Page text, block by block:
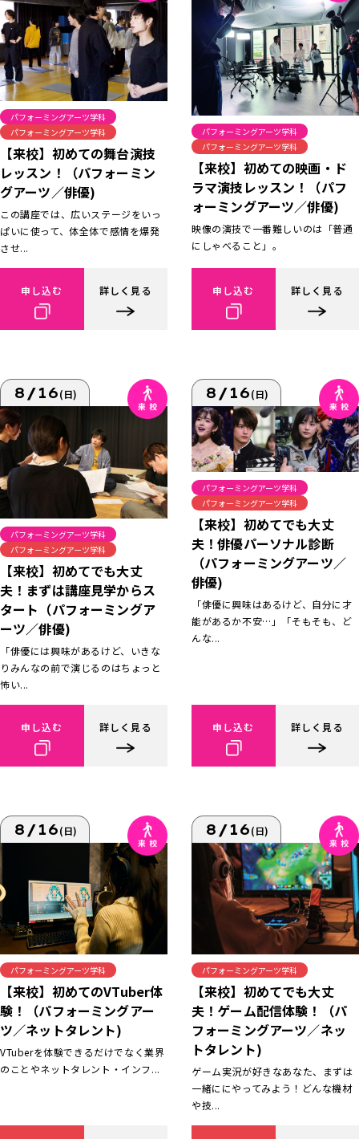
パフォーミングアーツ学科
パフォーミングアーツ学科
【来校】初めての舞台演技
レッスン！（パフォーミン
グアーツ／俳優)
この講座では、広いステージをいっ
ぱいに使って、体全体で感情を爆発
させ...
申し込む 詳しく見る
パフォーミングアーツ学科
パフォーミングアーツ学科
【来校】初めての映画・ド
ラマ演技レッスン！（パフ
ォーミングアーツ／俳優)
映像の演技で一番難しいのは「普通
にしゃべること」。
申し込む 詳しく見る
8/16(日)
パフォーミングアーツ学科
パフォーミングアーツ学科
【来校】初めてでも大丈
夫！まずは講座見学からス
タート（パフォーミングア
ーツ／俳優)
「俳優には興味があるけど、いきな
りみんなの前で演じるのはちょっと
怖い...
申し込む 詳しく見る
8/16(日)
パフォーミングアーツ学科
パフォーミングアーツ学科
【来校】初めてでも大丈
夫！俳優パーソナル診断
（パフォーミングアーツ／
俳優)
「俳優に興味はあるけど、自分に才
能があるか不安…」「そもそも、ど
んな...
申し込む 詳しく見る
8/16(日)
パフォーミングアーツ学科
【来校】初めてのVTuber体
験！（パフォーミングアー
ツ／ネットタレント)
VTuberを体験できるだけでなく業界
のことやネットタレント・インフ...
8/16(日)
パフォーミングアーツ学科
【来校】初めてでも大丈
夫！ゲーム配信体験！（パ
フォーミングアーツ／ネッ
トタレント)
ゲーム実況が好きなあなた、まずは
一緒ににやってみよう！どんな機材
や技...